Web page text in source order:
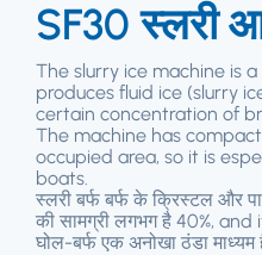
SF30 स्लरी
The slurry ice machine is
produces fluid ice (slurry
certain concentration of
The machine has
occupied area, so it is
boats
स्लरी बर्फ बर्फ के क्रिस्टल और
की सामग्री लगभग है 40%, and
घोल-बर्फ एक अनोखा ठंडा